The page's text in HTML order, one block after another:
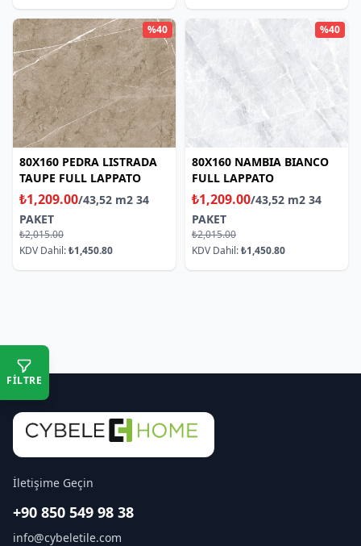
FİLTRE
%40
80X160 PEDRA LISTRADA
TAUPE FULL LAPPATO
₺1,209.00/43,52 m2 34
PAKET
₺2,015.00
KDV Dahil:₺1,450.80
%40
80X160 NAMBIA BIANCO
FULL LAPPATO
₺1,209.00/43,52 m2 34
PAKET
₺2,015.00
KDV Dahil:₺1,450.80
İletişime Geçin
+90 850 549 98 38
info@cybeletile.com